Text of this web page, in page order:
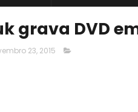
grava DVD
23, 2015